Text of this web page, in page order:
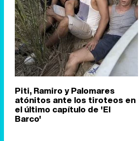
Piti, Ramiro y Palomares
atónitos ante los tiroteos en
el último capítulo de 'El
Barco'